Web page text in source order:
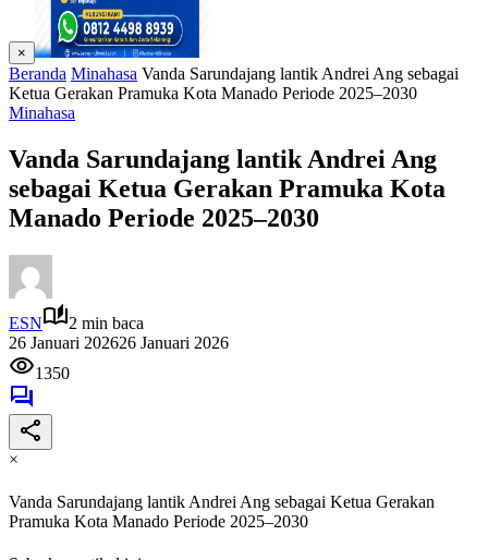
×
Beranda Minahasa Vanda Sarundajang lantik Andrei Ang sebagai
Ketua Gerakan Pramuka Kota Manado Periode 2025–2030
Minahasa
Vanda Sarundajang lantik Andrei Ang
sebagai Ketua Gerakan Pramuka Kota
Manado Periode 2025–2030
ESN
2 min baca
26 Januari 202626 Januari 2026
1350
×
Vanda Sarundajang lantik Andrei Ang sebagai Ketua Gerakan
Pramuka Kota Manado Periode 2025–2030